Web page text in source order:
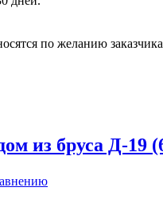
по желанию
из бруса Д-19